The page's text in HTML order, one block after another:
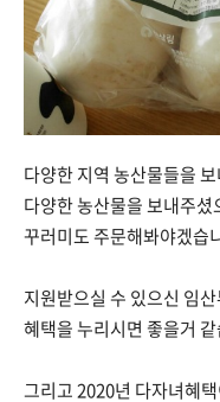
다양한 지역 농산물들을
다양한 농산물을 보내주셨
꾸러미도 주문해봐야겠습
지원받으실 수 있으신 임
혜택을 누리시면 좋을거
그리고 2020년 다자녀혜